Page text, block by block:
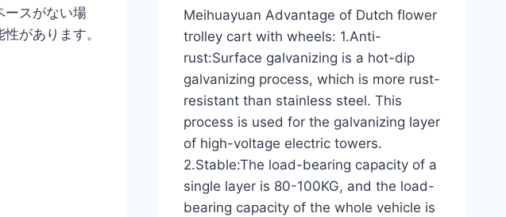
ースがない場
があります。
Meihuayuan Advantage of Dutch flower
trolley cart with wheels: 1.Anti-
rust:Surface galvanizing is a hot-dip
galvanizing process, which is more rust-
resistant than stainless steel. This
process is used for the galvanizing layer
of high-voltage electric towers.
2.Stable:The load-bearing capacity of a
single layer is 80-100KG, and the load-
bearing capacity of the whole vehicle is